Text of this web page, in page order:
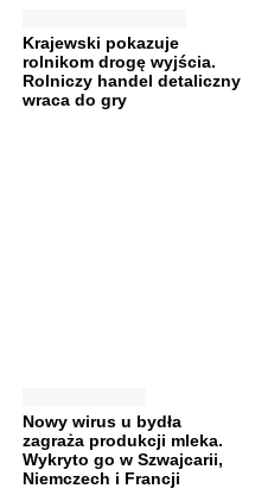
Krajewski pokazuje
rolnikom drogę wyjścia.
Rolniczy handel detaliczny
wraca do gry
Nowy wirus u bydła
zagraża produkcji mleka.
Wykryto go w Szwajcarii,
Niemczech i Francji